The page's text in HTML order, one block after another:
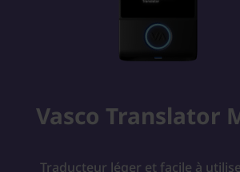
Vasco Translator
Traducteur léger et facile à